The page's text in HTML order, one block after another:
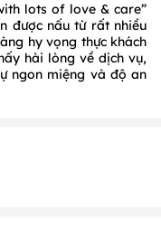
lots of love & care”
được nấu từ rất nhiều
hy vọng thực khách
hài lòng về dịch vụ,
ngon miệng và độ an